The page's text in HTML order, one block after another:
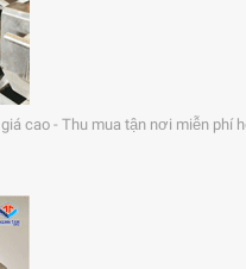
cao - Thu mua tận nơi miễn phí